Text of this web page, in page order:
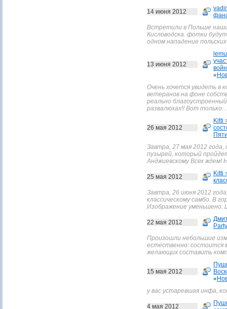
14 июня 2012
Встретили в Польше
Кисловодска. фотки
одном нападение
13 июня 2012
«
Очень хочется увидеть в
ветеранов на фоне
реально
развалюхах!! Вот только...
26 мая 2012
Kitti
Завтра, 27 мая 2012
пузырей, который
Анджиевскому Всех ждем!
25 мая 2012
Kitti
Завтра, 26 июня 2012
классическому самбо. В
Изображение уменьшено.
22 мая 2012
Party
Произошли небольшие
естественно: состоится
желающих составить
15 мая 2012
«
у вас устаревшая инфа,
4 мая 2012